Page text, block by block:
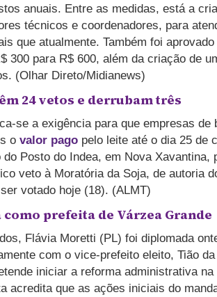
anuais. Entre as medidas, está a
técnicos e coordenadores, para
que atualmente. Também foi
300 para R$ 600, além da criação de
(Olhar Direto/Midianews)
24 vetos e derrubam três
se a exigência para que empresas de
o valor pago pelo leite até o dia 25 de
Posto do Indea, em Nova Xavantina,
veto à Moratória da Soja, de autoria
votado hoje (18). (ALMT)
prefeita de Várzea Grande
Flávia Moretti (PL) foi diplomada
com o vice-prefeito eleito, Tião
iniciar a reforma administrativa
acredita que as ações iniciais do